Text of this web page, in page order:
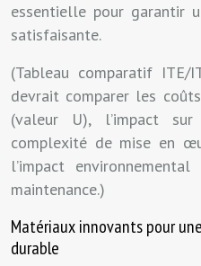
essentielle pour garantir
satisfaisante.
(Tableau comparatif ITE/
devrait comparer les
(valeur U), l’impact
complexité de mise en
l’impact
maintenance.)
Matériaux innovants pour
durable